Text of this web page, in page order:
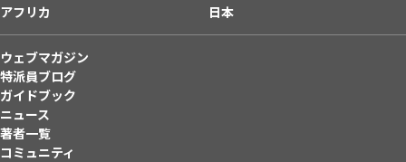
アフリカ
日本
ウェブマガジン
特派員ブログ
ガイドブック
ニュース
著者一覧
コミュニティ